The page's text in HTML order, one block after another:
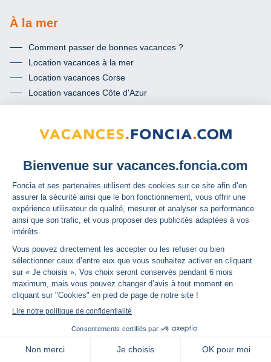
map Carte
À la mer
Comment passer de bonnes vacances ?
Location vacances à la mer
Location vacances Corse
Location vacances Côte d'Azur
Location vacances Languedoc-Roussillon
Locations vacances Poitou-Charentes
Location vacances thermalisme
Location vacances Amélie les Bains
Location vacances Gréoux les Bains
Location vacances Le Monêtier les Bains
À propos
Qui sommes-nous ?
GSI by Foncia